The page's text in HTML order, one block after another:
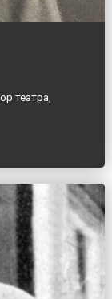
театра,